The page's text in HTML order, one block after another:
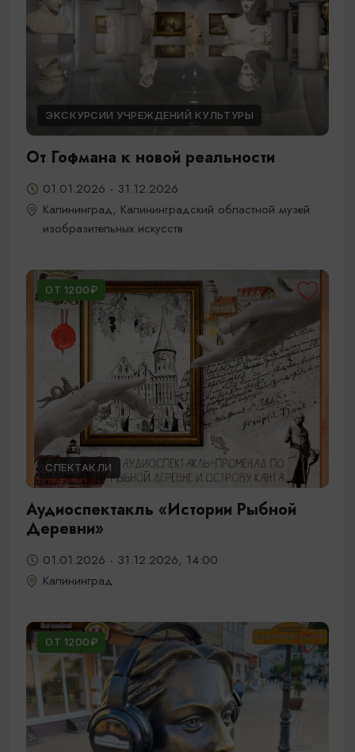
ЭКСКУРСИИ УЧРЕЖДЕНИЙ КУЛЬТУРЫ
От Гофмана к новой реальности
01.01.2026 - 31.12.2026
Калининград, Калининградский областной музей
изобразительных искусств
ОТ 1200₽
СПЕКТАКЛИ
Аудиоспектакль «Истории Рыбной
Деревни»
01.01.2026 - 31.12.2026, 14:00
Калининград
ОТ 1200₽